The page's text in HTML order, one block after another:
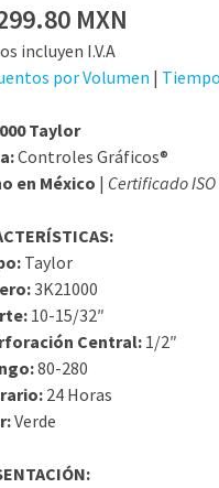
MXN
incluyen I.V.A
por Volumen |
Taylor
Controles Gráficos®
en México | Certificado
Taylor
3K21000
10-15/32″
Central:1/2″
80-280
24 Horas
Verde